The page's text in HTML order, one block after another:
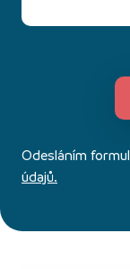
Odesláním
údajů.